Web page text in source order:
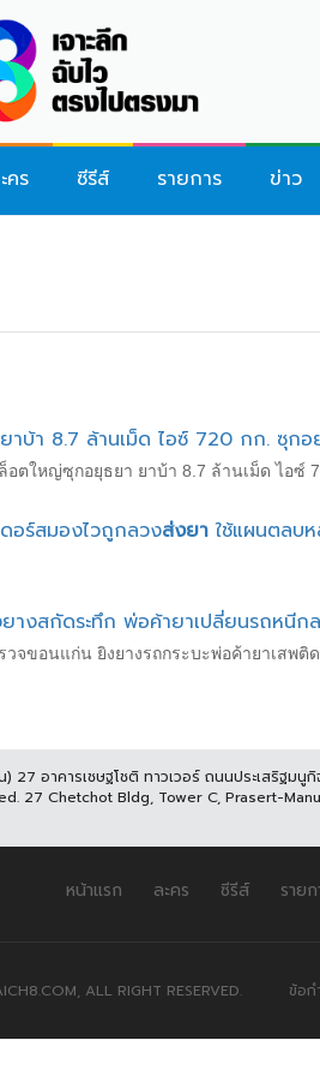
คร ซีรีส์ รายการ ข่าว
าบ้า 8.7 ล้านเม็ด ไอซ์ 720 กก. ซุกอ
อตใหญ่ซุกอยุธยา ยาบ้า 8.7 ล้านเม็ด ไอซ์
ดอร์สมองไวถูกลวงส่งยา ใช้แผนตลบ
างสกัดระทึก พ่อค้ายาเปลี่ยนรถหนีก
วจขอนแก่น ยิงยางรถกระบะพ่อค้ายาเสพ
27 อาคารเชษฐโชติ ทาวเวอร์ ถนนประเสริฐม
27 Chetchot Bldg, Tower C, Prasert-
หน้าแรก ละคร ซีรีส์ รายก
ALL RIGHT RESERVED. ข้อก